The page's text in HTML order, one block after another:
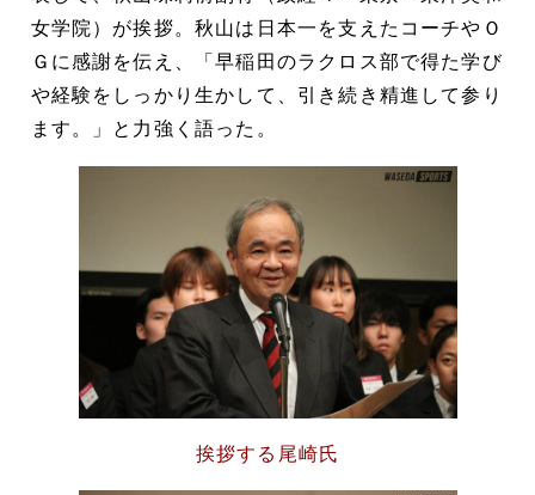
女学院）が挨拶。秋山は日本一を支えたコーチやＯ
Ｇに感謝を伝え、「早稲田のラクロス部で得た学び
や経験をしっかり生かして、引き続き精進して参り
ます。」と力強く語った。
挨拶する尾崎氏